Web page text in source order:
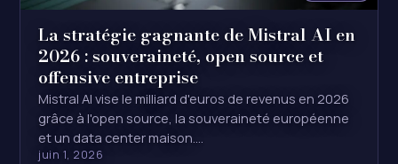
La stratégie gagnante de Mistral AI en
2026 : souveraineté, open source et
offensive entreprise
Mistral AI vise le milliard d'euros de revenus en 2026
grâce à l'open source, la souveraineté européenne
et un data center maison.…
juin 1, 2026